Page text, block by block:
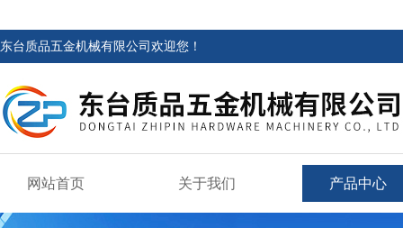
东台质品五金机械有限公司欢迎您！
网站首页 关于我们 产品中心